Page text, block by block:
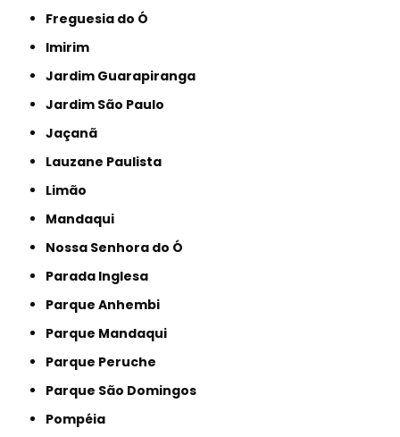
Freguesia do Ó
Imirim
Jardim Guarapiranga
Jardim São Paulo
Jaçanã
Lauzane Paulista
Limão
Mandaqui
Nossa Senhora do Ó
Parada Inglesa
Parque Anhembi
Parque Mandaqui
Parque Peruche
Parque São Domingos
Pompéia